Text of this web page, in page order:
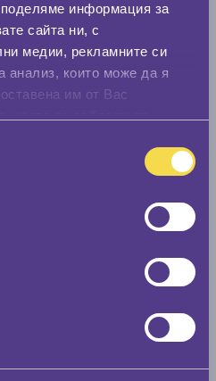
информация за
сайта ни, с
медии, рекламните си
анализ, които може да я
им от Вас
размер
при 100
По марка автомобил